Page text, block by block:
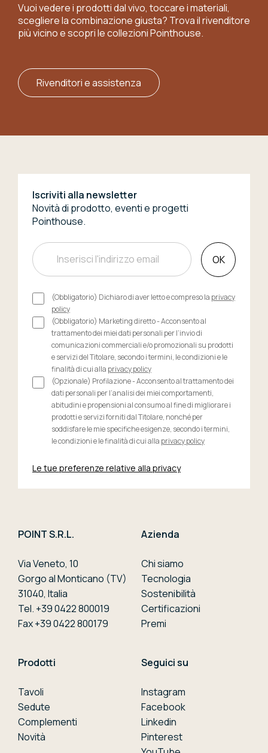
Vuoi vedere i prodotti dal vivo, toccare i materiali,
scegliere la combinazione giusta? Trova il rivenditore
più vicino e scopri le collezioni Pointhouse.
Rivenditori e assistenza
POINT S.R.L.
Via Veneto, 10
Gorgo al Monticano (TV)
31040, Italia
Tel. +39 0422 800019
Fax +39 0422 800179
Azienda
Chi siamo
Tecnologia
Sostenibilità
Certificazioni
Premi
Prodotti
Tavoli
Sedute
Complementi
Novità
Seguici su
Instagram
Facebook
Linkedin
Pinterest
Iscriviti alla newsletter
Novità di prodotto, eventi e progetti
Pointhouse.
OK
(Obbligatorio) Dichiaro di aver letto e compreso la privacy
policy
(Obbligatorio) Marketing diretto - Acconsento al
trattamento dei miei dati personali per l’invio di
comunicazioni commerciali e/o promozionali su prodotti
e servizi del Titolare, secondo i termini, le condizioni e le
finalità di cui alla privacy policy
(Opzionale) Profilazione - Acconsento al trattamento dei
dati personali per l’analisi dei miei comportamenti,
abitudini e propensioni al consumo al fine di migliorare i
prodotti e servizi forniti dal Titolare, nonché per
soddisfare le mie specifiche esigenze, secondo i termini,
le condizioni e le finalità di cui alla privacy policy
Le tue preferenze relative alla privacy